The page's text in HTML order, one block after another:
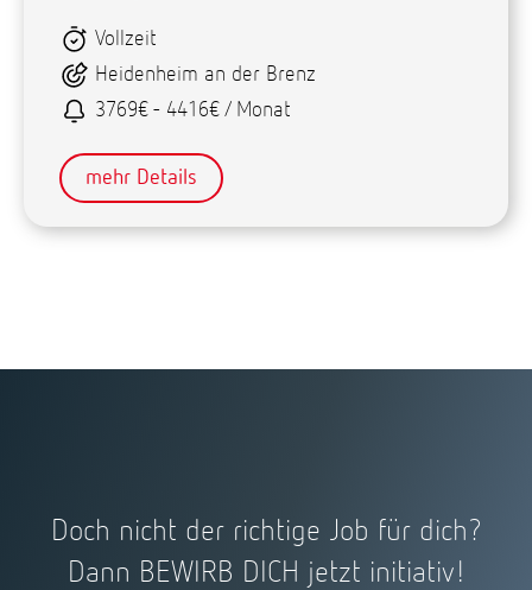
Vollzeit
Heidenheim an der Brenz
3769€ - 4416€ / Monat
mehr Details
Doch nicht der richtige Job für dich?
Dann BEWIRB DICH jetzt initiativ!